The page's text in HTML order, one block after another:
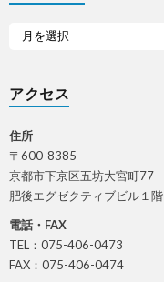
アクセス
住所
〒600-8385
京都市下京区五坊大宮町77
肥後エグゼクティブビル１階
電話・FAX
TEL：075-406-0473
FAX：075-406-0474